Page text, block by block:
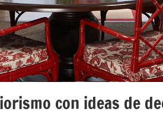
con ideas de